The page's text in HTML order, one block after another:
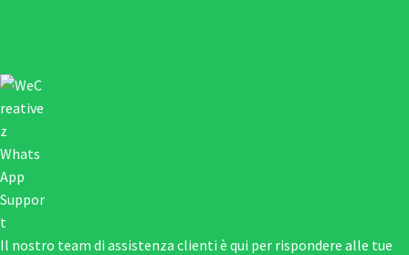
Il nostro team di assistenza clienti è qui per rispondere alle tue